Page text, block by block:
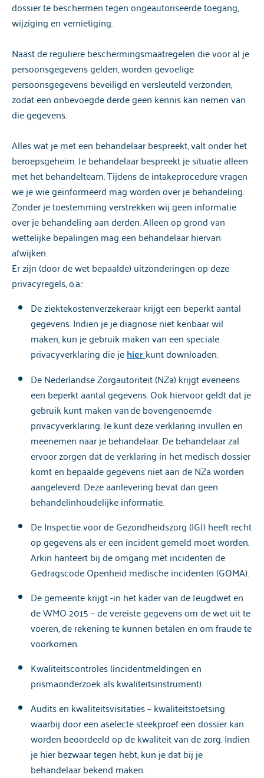
dossier te beschermen tegen ongeautoriseerde toegang,
wijziging en vernietiging.
Naast de reguliere beschermingsmaatregelen die voor al je
persoonsgegevens gelden, worden gevoelige
persoonsgegevens beveiligd en versleuteld verzonden,
zodat een onbevoegde derde geen kennis kan nemen van
die gegevens.
Alles wat je met een behandelaar bespreekt, valt onder het
beroepsgeheim. Je behandelaar bespreekt je situatie alleen
met het behandelteam. Tijdens de intakeprocedure vragen
we je wie geïnformeerd mag worden over je behandeling.
Zonder je toestemming verstrekken wij geen informatie
over je behandeling aan derden. Alleen op grond van
wettelijke bepalingen mag een behandelaar hiervan
afwijken.
Er zijn (door de wet bepaalde) uitzonderingen op deze
privacyregels, o.a.:
De ziektekostenverzekeraar krijgt een beperkt aantal
gegevens.Indien je je diagnose niet kenbaar wil
maken, kun je gebruik maken van een speciale
privacyverklaring die jehierkunt downloaden.
De Nederlandse Zorgautoriteit (NZa) krijgt eveneens
een beperkt aantal gegevens. Ook hiervoor geldt dat je
gebruik kunt maken van de bovengenoemde
privacyverklaring. Je kunt deze verklaring invullen en
meenemen naar je behandelaar. De behandelaar zal
ervoor zorgen dat de verklaring in het medisch dossier
komt en bepaalde gegevens niet aan de NZa worden
aangeleverd. Deze aanlevering bevat dan geen
behandelinhoudelijke informatie.
De Inspectie voor de Gezondheidszorg (IGJ) heeft recht
op gegevens als er een incident gemeld moet worden.
Arkin hanteert bij de omgang met incidenten de
Gedragscode Openheid medische incidenten (GOMA).
De gemeente krijgt -in het kader van de Jeugdwet en
de WMO 2015 – de vereiste gegevens om de wet uit te
voeren, de rekening te kunnen betalen en om fraude te
voorkomen.
Kwaliteitscontroles (incidentmeldingen en
prismaonderzoek als kwaliteitsinstrument).
Audits en kwaliteitsvisitaties – kwaliteitstoetsing
waarbij door een aselecte steekproef een dossier kan
worden beoordeeld op de kwaliteit van de zorg. Indien
je hier bezwaar tegen hebt, kun je dat bij je
behandelaar bekend maken.